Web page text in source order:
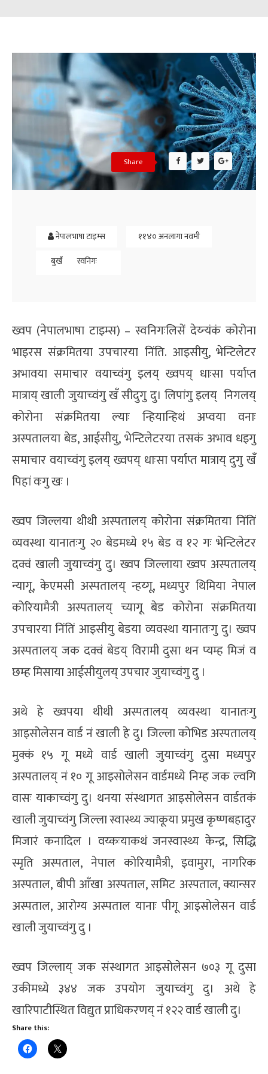
Share
नेपालभाषा टाइम्स
११४० अनलागा नवमी
बुखँ
स्वनिगः
ख्वप (नेपालभाषा टाइम्स) – स्वनिगःलिसें देय्न्यंकं कोरोना
भाइरस संक्रमितया उपचारया निंति. आइसीयु, भेन्टिलेटर
अभावया समाचार वयाच्वंगु इलय् ख्वपय् धाःसा पर्याप्त
मात्राय् खाली जुयाच्वंगु खँ सीदुगु दु। लिपांगु इलय् निगलय्
कोरोना संक्रमितया ल्याः न्हियान्हिथं अप्वया वनाः
अस्पतालया बेड, आईसीयु, भेन्टिलेटरया तसकं अभाव धइगु
समाचार वयाच्वंगु इलय् ख्वपय् धाःसा पर्याप्त मात्राय् दुगु खँ
पिहां वःगु खः ।
ख्वप जिल्लया थीथी अस्पतालय् कोरोना संक्रमितया निंतिं
व्यवस्था यानातःगु २० बेडमध्ये १५ बेड व १२ गः भेन्टिलेटर
दक्वं खाली जुयाच्वंगु दु। ख्वप जिल्लाया ख्वप अस्पतालय्
न्यागू, केएमसी अस्पतालय् न्हय्गू, मध्यपुर थिमिया नेपाल
कोरियामैत्री अस्पतालय् च्यागू बेड कोरोना संक्रमितया
उपचारया निंतिं आइसीयु बेडया व्यवस्था यानातःगु दु। ख्वप
अस्पतालय् जक दक्वं बेडय् विरामी दुसा थन प्यम्ह मिजं व
छम्ह मिसाया आईसीयुलय् उपचार जुयाच्वंगु दु ।
अथे हे ख्वपया थीथी अस्पतालय् व्यवस्था यानातःगु
आइसोलेसन वार्ड नं खाली हे दु। जिल्ला कोभिड अस्पतालय्
मुक्कं १५ गू मध्ये वार्ड खाली जुयाच्वंगु दुसा मध्यपुर
अस्पतालय् नं १० गू आइसोलेसन वार्डमध्ये निम्ह जक ल्वगि
वासः याकाच्वंगु दु। थनया संस्थागत आइसोलेसन वार्डतकं
खाली जुयाच्वंगु जिल्ला स्वास्थ्य ज्याकूया प्रमुख कृष्णबहादुर
मिजारं कनादिल । वय्कःयाकथं जनस्वास्थ्य केन्द्र, सिद्धि
स्मृति अस्पताल, नेपाल कोरियामैत्री, इवामुरा, नागरिक
अस्पताल, बीपी आँखा अस्पताल, समिट अस्पताल, क्यान्सर
अस्पताल, आरोग्य अस्पताल यानाः पीगू आइसोलेसन वार्ड
खाली जुयाच्वंगु दु ।
ख्वप जिल्लाय् जक संस्थागत आइसोलेसन ७०३ गू दुसा
उकीमध्ये ३४४ जक उपयोग जुयाच्वंगु दु। अथे हे
खारिपाटीस्थित विद्युत प्राधिकरणय् नं १२२ वार्ड खाली दु।
Share this: